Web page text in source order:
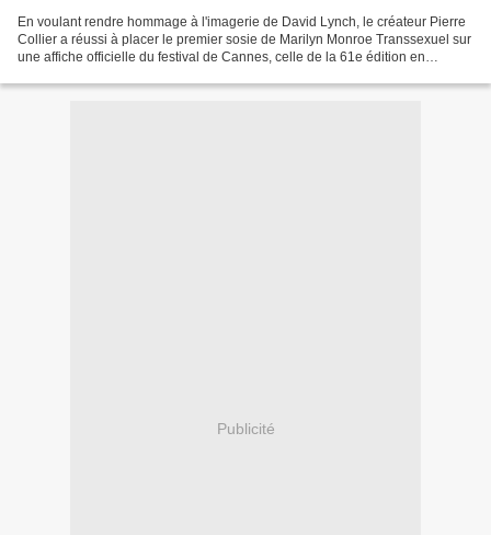
En voulant rendre hommage à l'imagerie de David Lynch, le créateur Pierre
Collier a réussi à placer le premier sosie de Marilyn Monroe Transsexuel sur
une affiche officielle du festival de Cannes, celle de la 61e édition en
Publicité